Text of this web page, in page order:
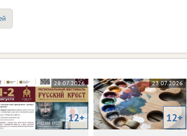
28.07.2026
12+
23.07.2026
12+